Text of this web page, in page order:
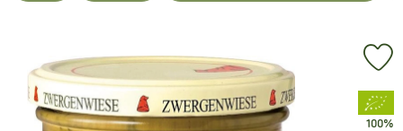
Obst & Gemüse
Brot & Kuchen
, Verband:
100%